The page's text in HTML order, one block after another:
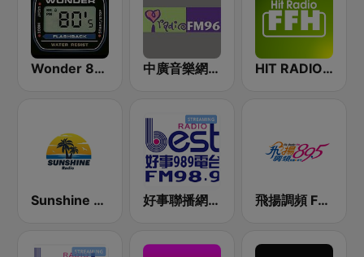
Wonder 80's 中廣音樂網 i Radio FM96.3 HIT RADIO FFH
Sunshine Radio 好事聯播網 Best Radio FM98.9 飛揚調頻 FM 89.5